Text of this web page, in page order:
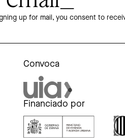
up for mail, you consent to
Convoca
Financiado por